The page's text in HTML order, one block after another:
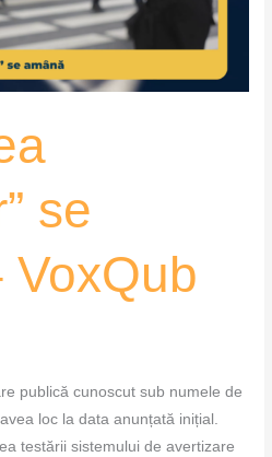
se
VoxQub
publică cunoscut sub numele de
loc la data anunțată inițial.
testării sistemului de avertizare